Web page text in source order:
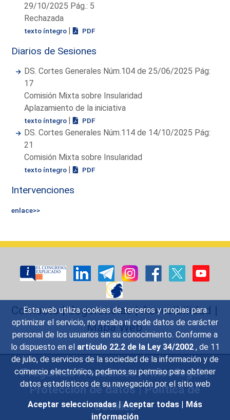
Esta web utiliza cookies de terceros y propias para
optimizar el servicio, no recaba ni cede datos de carácter
personal de los usuarios sin su conocimiento. Conforme a
lo dispuesto en el artículo 22.2 de la Ley 34/2002 , de 11
de julio, de servicios de la sociedad de la información y de
comercio electrónico, pedimos su permiso para obtener
datos estadísticos de su navegación por el sitio web
Aceptar seleccionadas | Aceptar todas | Más
información
29/10/2025 Pág.: 5
Rechazada
texto íntegro | PDF
Diarios de Sesiones
DS. Cortes Generales Núm.104 de 25/06/2025 Pág:
17
Comisión Mixta sobre Insularidad
Aplazamiento de la iniciativa
texto íntegro | PDF
DS. Cortes Generales Núm.114 de 14/10/2025 Pág:
21
Comisión Mixta sobre Insularidad
texto íntegro | PDF
Intervenciones
enlace>>
Contacto|Sugerencias|Accesibilidad |
Mapa Web
Preguntas Frecuentes|Aviso legal|
Protección de datos|Política de
Cookies